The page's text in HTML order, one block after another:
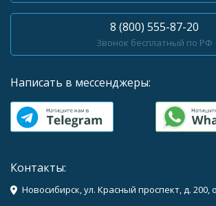
8 (800) 555-87-20
Звонок бесплатный по РФ
Написать в мессенджеры:
Контакты:
Новосибирск, ул. Красный проспект, д. 200,